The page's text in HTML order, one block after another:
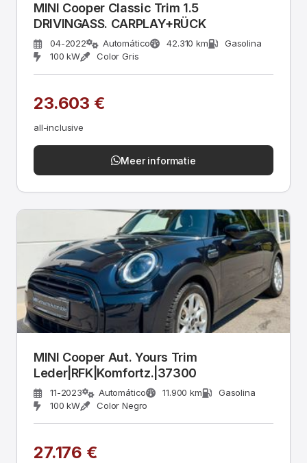
MINI Cooper Classic Trim 1.5
DRIVINGASS. CARPLAY+RÜCK
04-2022 Automático 42.310 km
Gasolina
100 kW
Color Gris
23.603 €
all-inclusive
Meer informatie
MINI Cooper Aut. Yours Trim
Leder|RFK|Komfortz.|37300
11-2023 Automático 11.900 km
Gasolina
100 kW
Color Negro
27.176 €